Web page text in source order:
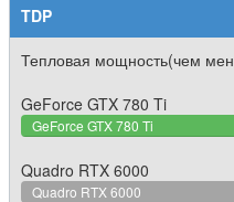
TDP
Тепловая мощность(чем
GeForce GTX 780 Ti
GeForce GTX 780 Ti
Quadro RTX 6000
Quadro RTX 6000